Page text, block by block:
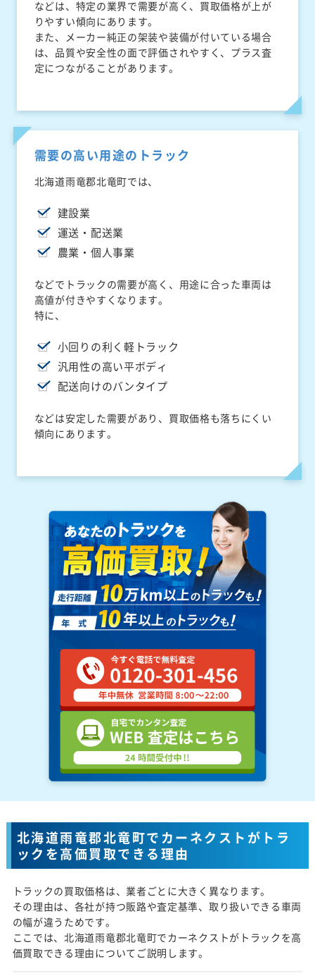
などは、特定の業界で需要が高く、買取価格が上が
りやすい傾向にあります。
また、メーカー純正の架装や装備が付いている場合
は、品質や安全性の面で評価されやすく、プラス査
定につながることがあります。
需要の高い用途のトラック
北海道雨竜郡北竜町では、
建設業
運送・配送業
農業・個人事業
などでトラックの需要が高く、用途に合った車両は
高値が付きやすくなります。
特に、
小回りの利く軽トラック
汎用性の高い平ボディ
配送向けのバンタイプ
などは安定した需要があり、買取価格も落ちにくい
傾向にあります。
北海道雨竜郡北竜町でカーネクストがトラ
ックを高価買取できる理由
トラックの買取価格は、業者ごとに大きく異なります。
その理由は、各社が持つ販路や査定基準、取り扱いできる車両
の幅が違うためです。
ここでは、北海道雨竜郡北竜町でカーネクストがトラックを高
価買取できる理由についてご説明します。